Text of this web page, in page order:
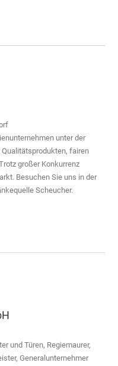
unter der
Qualitätsprodukten, fairen
großer Konkurrenz
Besuchen Sie uns in der
Scheucher.
und Türen, Regiemaurer,
Generalunternehmer